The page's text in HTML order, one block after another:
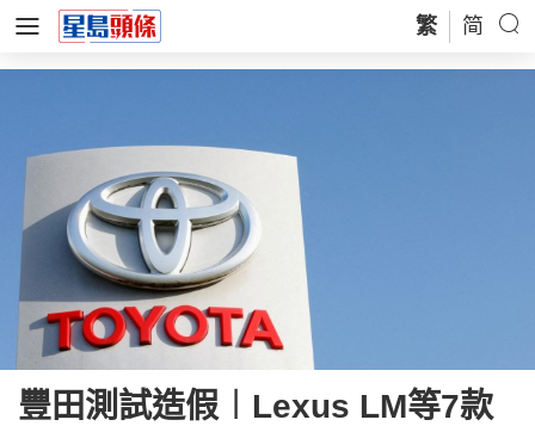
繁 简
豐田測試造假︱Lexus LM等7款